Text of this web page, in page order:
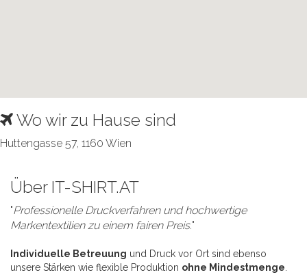
Wo wir zu Hause sind
Huttengasse 57, 1160 Wien
Über IT-SHIRT.AT
"Professionelle Druckverfahren und hochwertige
Markentextilien zu einem fairen Preis."
Individuelle Betreuung und Druck vor Ort sind ebenso
unsere Stärken wie flexible Produktion ohne Mindestmenge.